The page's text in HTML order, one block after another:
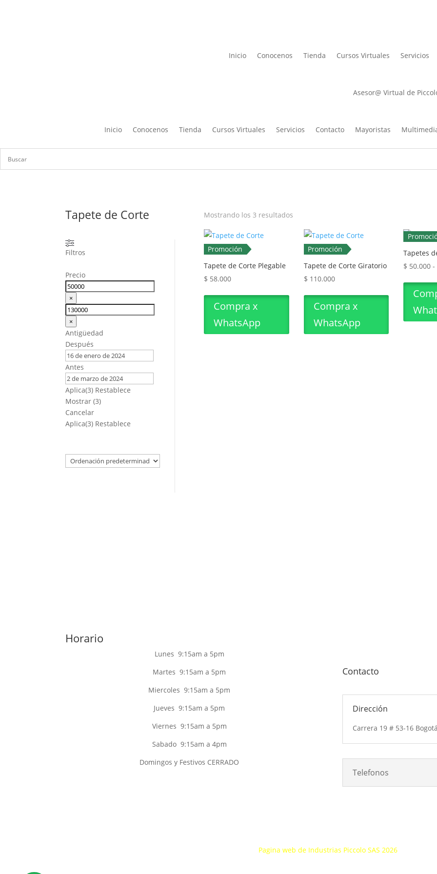
Inicio Conocenos Tienda Cursos Virtuales Servicios
Asesor@ Virtual de
Inicio Conocenos Tienda Cursos Virtuales Servicios Contacto Mayoristas
Tapete de Corte
Filtros
Precio
×
×
Antigüedad
Después
Antes
Aplica(3) Restablece
Mostrar(3)
Cancelar
Aplica(3) Restablece
Mostrando los 3 resultadosOrdenado
últimos
Promoción
Tapete de Corte Plegable
$ 58.000
Compra x
WhatsApp
Promoción
Tapete de Corte Giratorio
$ 110.000
Compra x
WhatsApp
Tapetes
$ 50.000 -
Horario
Lunes 9:15am a 5pm
Martes 9:15am a 5pm
Miercoles 9:15am a 5pm
Jueves 9:15am a 5pm
Viernes 9:15am a 5pm
Sabado 9:15am a 4pm
Domingos y Festivos CERRADO
Contacto
Dirección
Carrera 19 # 53-16
Telefonos
Pagina web de Industrias Piccolo SAS 2026